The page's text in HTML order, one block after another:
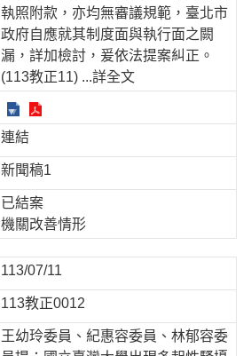
執照附款，亦均無審議規範，臺北市
政府自應就其制度面與執行面之闕
漏，詳加檢討，爰依法提案糾正。
(113教正11) ...詳全文
連結
新聞稿1
已結案
機關改善情形
113/07/11
113教正0012
王幼玲委員、紀惠容委員、林郁容委